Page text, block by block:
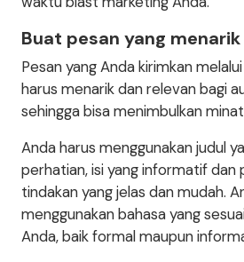
Buat pesan yang
Pesan yang Anda kirimkan
harus menarik dan relevan bagi
sehingga bisa menimbulkan
Anda harus menggunakan judul
perhatian, isi yang informatif dan
tindakan yang jelas dan mudah.
menggunakan bahasa yang
Anda, baik formal maupun